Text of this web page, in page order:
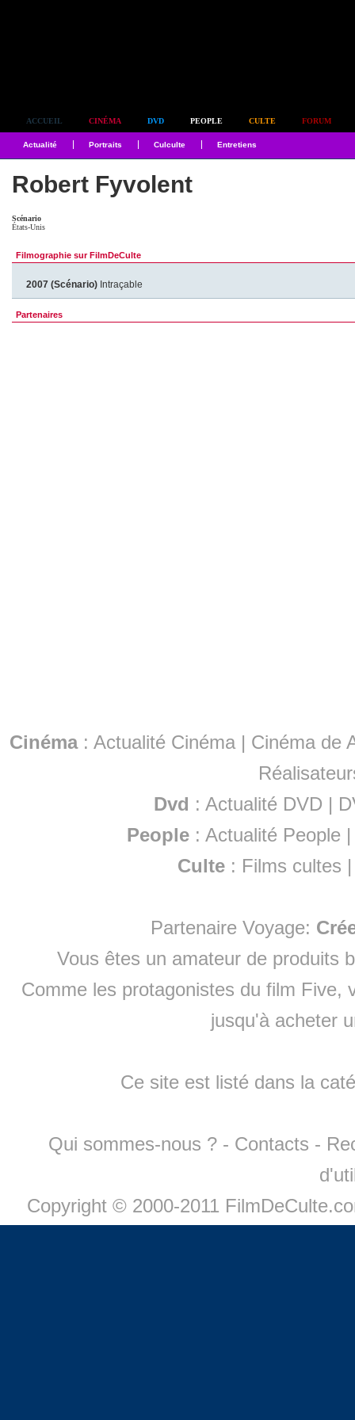
ACCUEIL CINÉMA DVD PEOPLE CULTE FORUM
Actualité Portraits Culculte Entretiens
Robert Fyvolent
Scénario
États-Unis
Filmographie sur FilmDeCulte
2007 (Scénario) Intraçable
Partenaires
Cinéma: Actualité Cinéma | Cinéma de
Dvd : Actualité DVD |
People :Actualité People
Culte : Films cultes
Partenaire Voyage:
Vous êtes un amateur de produits
Comme les protagonistes du film Five,
jusqu'à acheter
Ce site est listé dans la
Qui sommes-nous ? - Contacts -
Copyright © 2000-2011